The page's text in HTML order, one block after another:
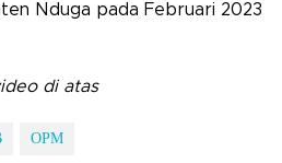
Nduga pada Februari 2023
di atas
OPM